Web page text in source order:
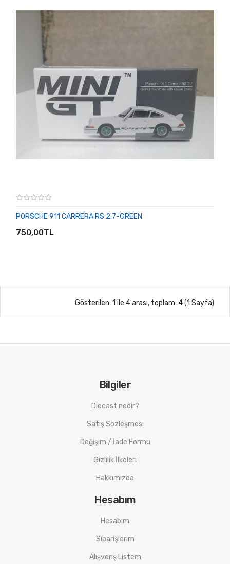
PORSCHE 911 CARRERA RS 2.7-GREEN
750,00TL
Gösterilen: 1 ile 4 arası, toplam: 4 (1 Sayfa)
Bilgiler
Diecast nedir?
Satış Sözleşmesi
Değişim / İade Formu
Gizlilik İlkeleri
Hakkımızda
Hesabım
Hesabım
Siparişlerim
Alışveriş Listem